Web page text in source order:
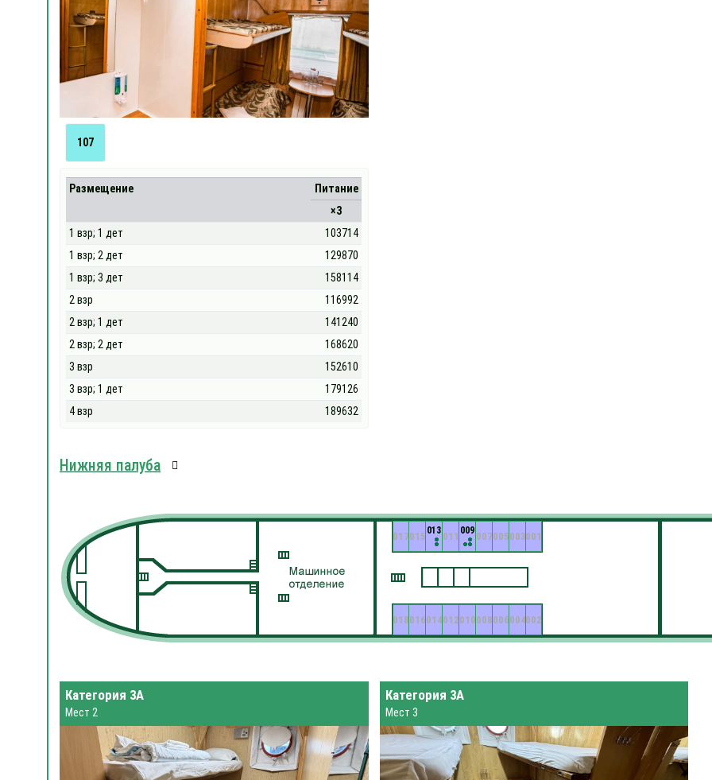
107
Размещение
Питание
×3
1 взр; 1 дет
103714
1 взр; 2 дет
129870
1 взр; 3 дет
158114
2 взр
116992
2 взр; 1 дет
141240
2 взр; 2 дет
168620
3 взр
152610
3 взр; 1 дет
179126
4 взр
189632
Нижняя палуба
001
002
003
004
005
006
007
008
009
010
011
012
013
014
015
016
017
018
Категория 3А
Мест 2
Категория 3А
Мест 3